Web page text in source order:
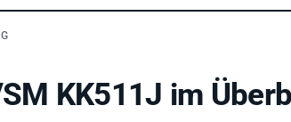
KK511J im